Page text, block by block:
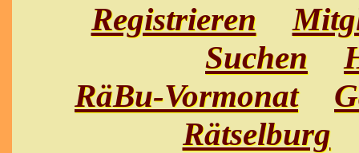
Registrieren
Suchen
RäBu-Vormonat
Rätselburg